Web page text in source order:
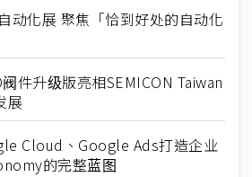
动化展 聚焦「恰到好处的自动化
件升级版亮相SEMICON Taiwan
展
Cloud、Google Ads打造企业
的完整蓝图